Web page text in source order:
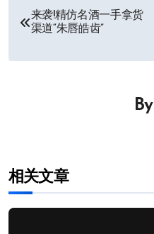
文来袭!精仿名酒一手拿货
渠道“朱唇皓齿”
By
相关文章